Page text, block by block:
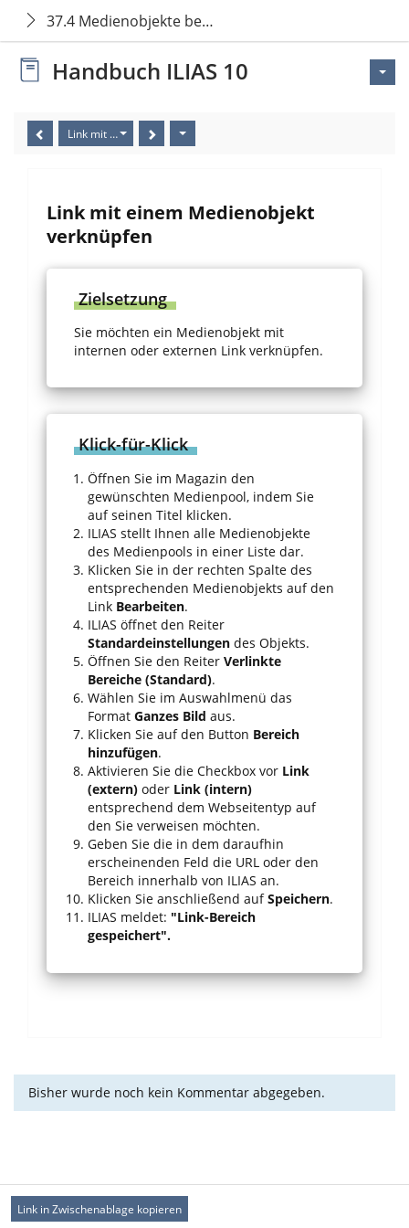
37.4 Medienobjekte bearbeiten
Handbuch ILIAS 10
Link mit einem Medienobjekt verknüpfen
Link mit einem Medienobjekt
verknüpfen
Zielsetzung
Sie möchten ein Medienobjekt mit
internen oder externen Link verknüpfen.
Klick-für-Klick
Öffnen Sie im Magazin den
gewünschten Medienpool, indem Sie
auf seinen Titel klicken.
ILIAS stellt Ihnen alle Medienobjekte
des Medienpools in einer Liste dar.
Klicken Sie in der rechten Spalte des
entsprechenden Medienobjekts auf den
Link Bearbeiten.
ILIAS öffnet den Reiter
Standardeinstellungen des Objekts.
Öffnen Sie den Reiter Verlinkte
Bereiche (Standard).
Wählen Sie im Auswahlmenü das
Format Ganzes Bild aus.
Klicken Sie auf den Button Bereich
hinzufügen.
Aktivieren Sie die Checkbox vor Link
(extern) oder Link (intern)
entsprechend dem Webseitentyp auf
den Sie verweisen möchten.
Geben Sie die in dem daraufhin
erscheinenden Feld die URL oder den
Bereich innerhalb von ILIAS an.
Klicken Sie anschließend aufSpeichern.
ILIAS meldet: "Link-Bereich
gespeichert".
Bisher wurde noch kein Kommentar abgegeben.
Link in Zwischenablage kopieren